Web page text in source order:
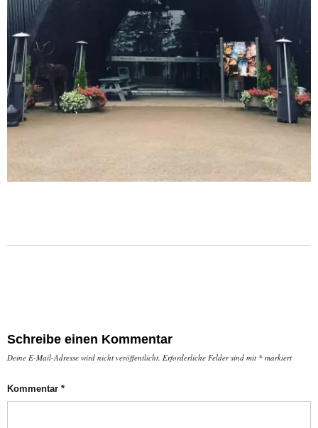
Schreibe einen Kommentar
Deine E-Mail-Adresse wird nicht veröffentlicht. Erforderliche Felder sind mit * markiert
Kommentar *